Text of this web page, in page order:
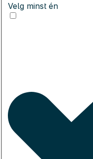
Velg minst én